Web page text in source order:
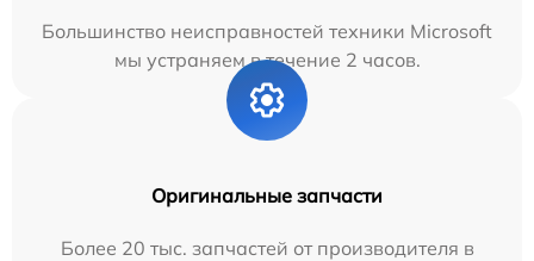
Большинство неисправностей техники Microsoft
мы устраняем в течение 2 часов.
Оригинальные запчасти
Более 20 тыс. запчастей от производителя в